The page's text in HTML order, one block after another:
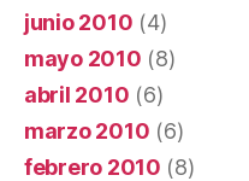
junio 2010 (4)
mayo 2010 (8)
abril 2010 (6)
marzo 2010 (6)
febrero 2010 (8)